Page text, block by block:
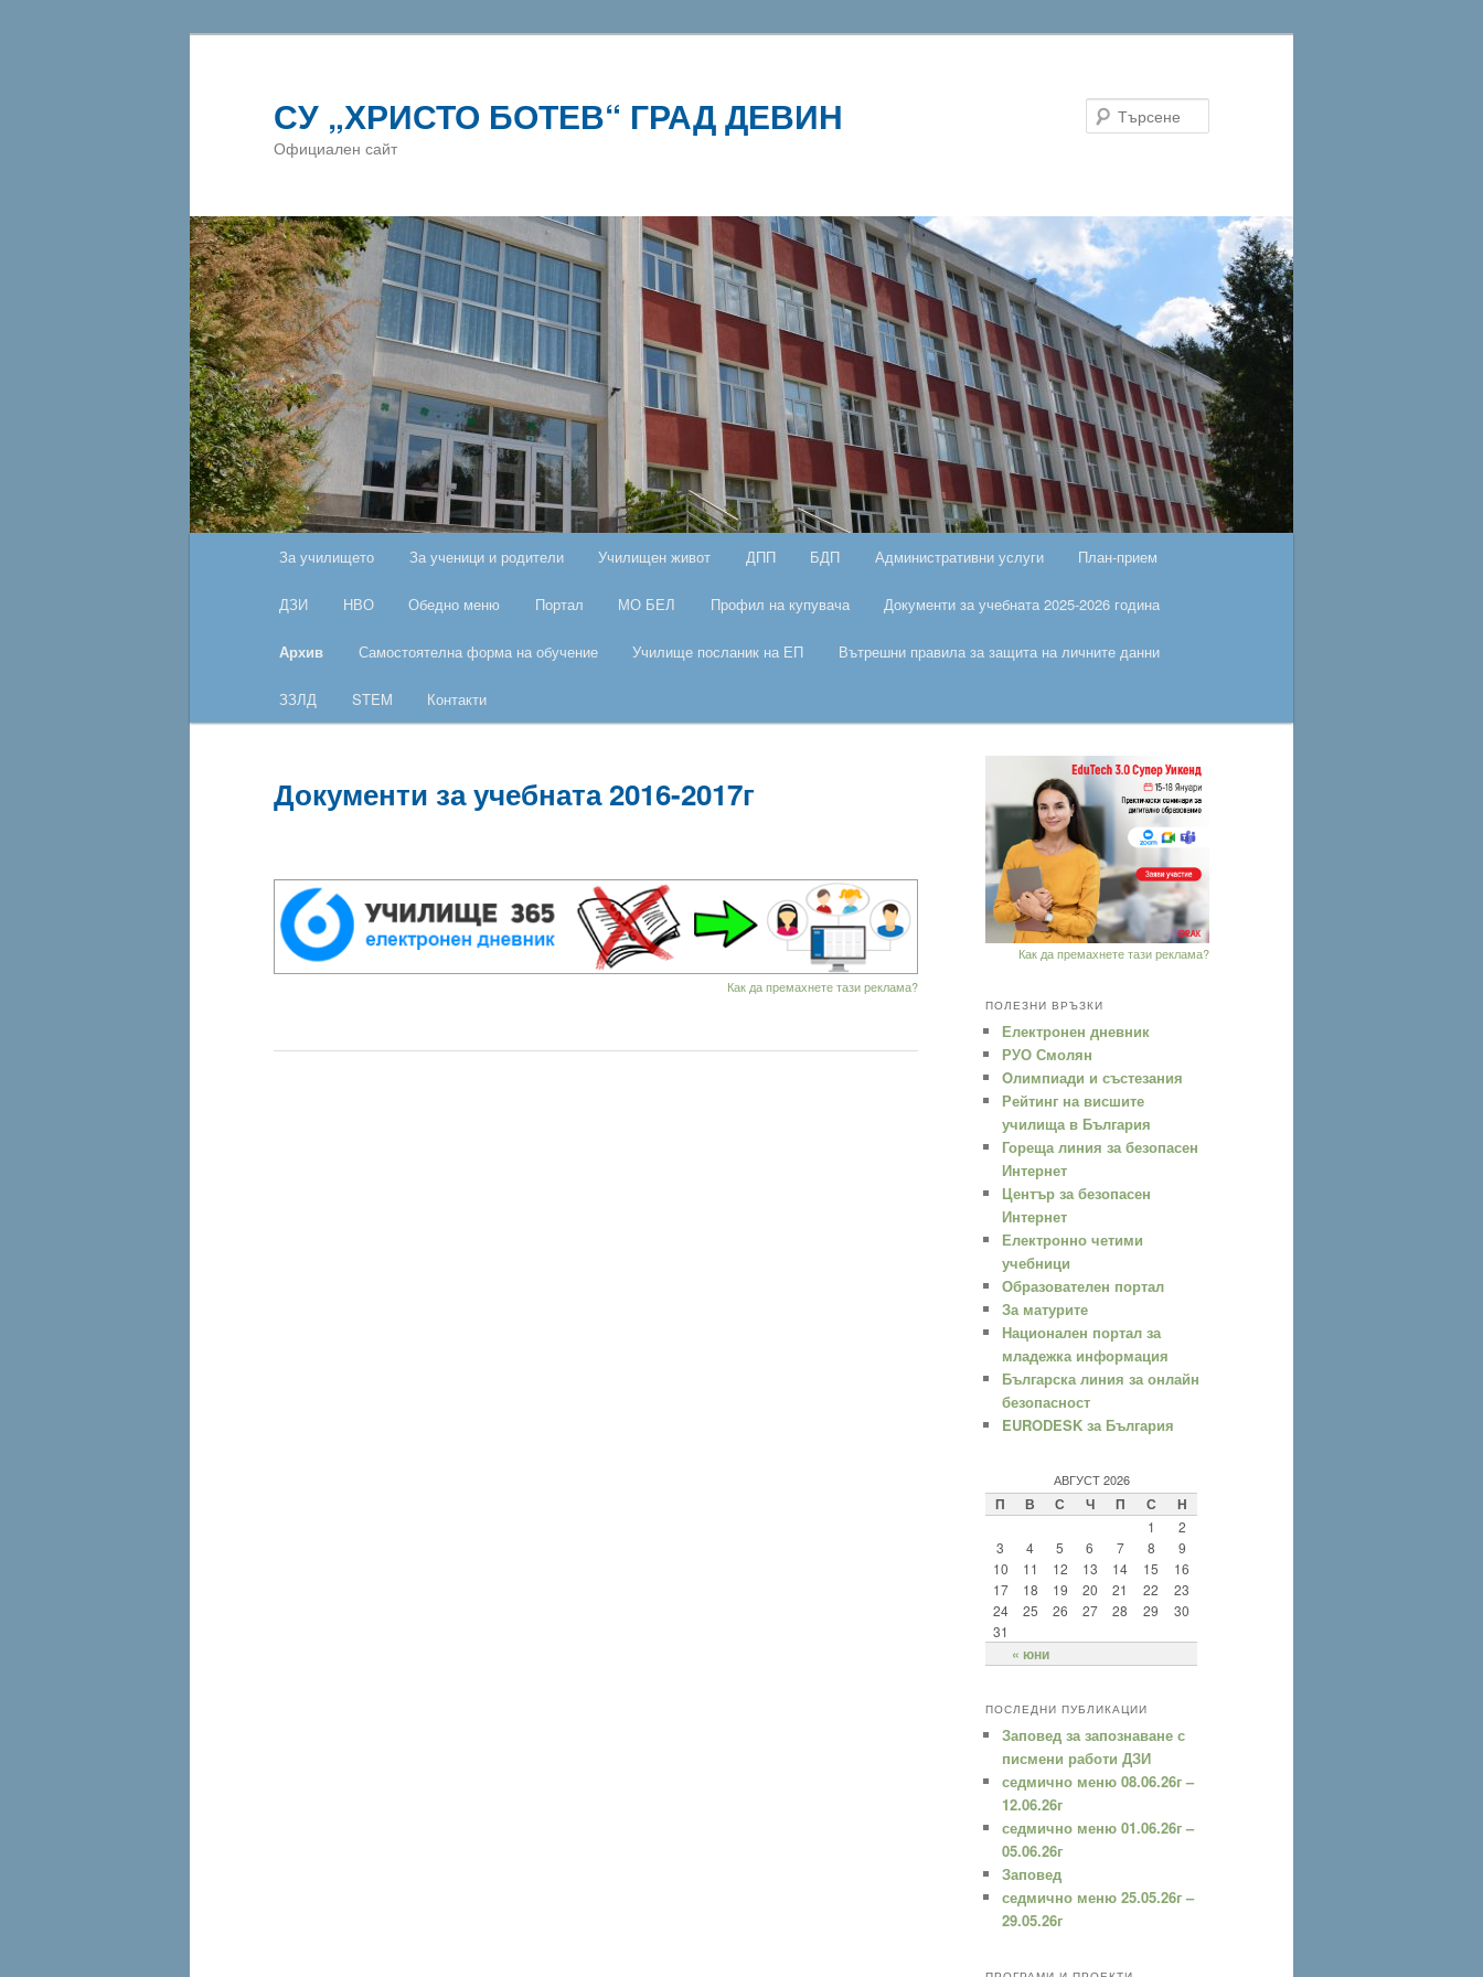
СУ „ХРИСТО БОТЕВ“ ГРАД ДЕВИН
Официален сайт
Към
основното
За училището За ученици и родители Училищен живот ДПП БДП Административни услуги План-прием
ДЗИ НВО Обедно меню Портал МО БЕЛ Профил на купувача Документи за учебната 2025-2026 година
Архив Самостоятелна форма на обучение Училище посланик на ЕП Вътрешни правила за защита на личните данни
ЗЗЛД STEM Контакти
Документи за учебната 2016-2017г
Как да премахнете тази реклама?
Как да премахнете тази реклама?
ПОЛЕЗНИ ВРЪЗКИ
Електронен дневник
РУО Смолян
Oлимпиади и състезания
Рейтинг на висшите
училища в България
Гореща линия за безопасен
Интернет
Център за безопасен
Интернет
Електронно четими
учебници
Образователен портал
За матурите
Национален портал за
младежка информация
Българска линия за онлайн
безопасност
EURODESK за България
АВГУСТ 2026
П В С Ч П С Н
« юни
1
2
3
4 5 6 7 8
9
10
11 12 13 14 15
16
17
18 19 20 21 22
23
24
25 26 27 28 29
30
31
ПОСЛЕДНИ ПУБЛИКАЦИИ
Заповед за запознаване с
писмени работи ДЗИ
седмично меню 08.06.26г –
12.06.26г
седмично меню 01.06.26г –
05.06.26г
Заповед
седмично меню 25.05.26г –
29.05.26г